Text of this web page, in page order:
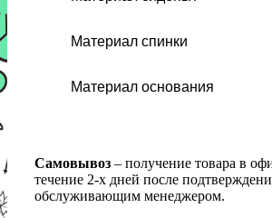
Материал спинки
Материал основания
Самовывоз – получение товара в
течение 2-х дней после
обслуживающим менеджером.